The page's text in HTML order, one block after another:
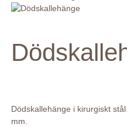
Dödskallehänge i kirurgiskt
mm.